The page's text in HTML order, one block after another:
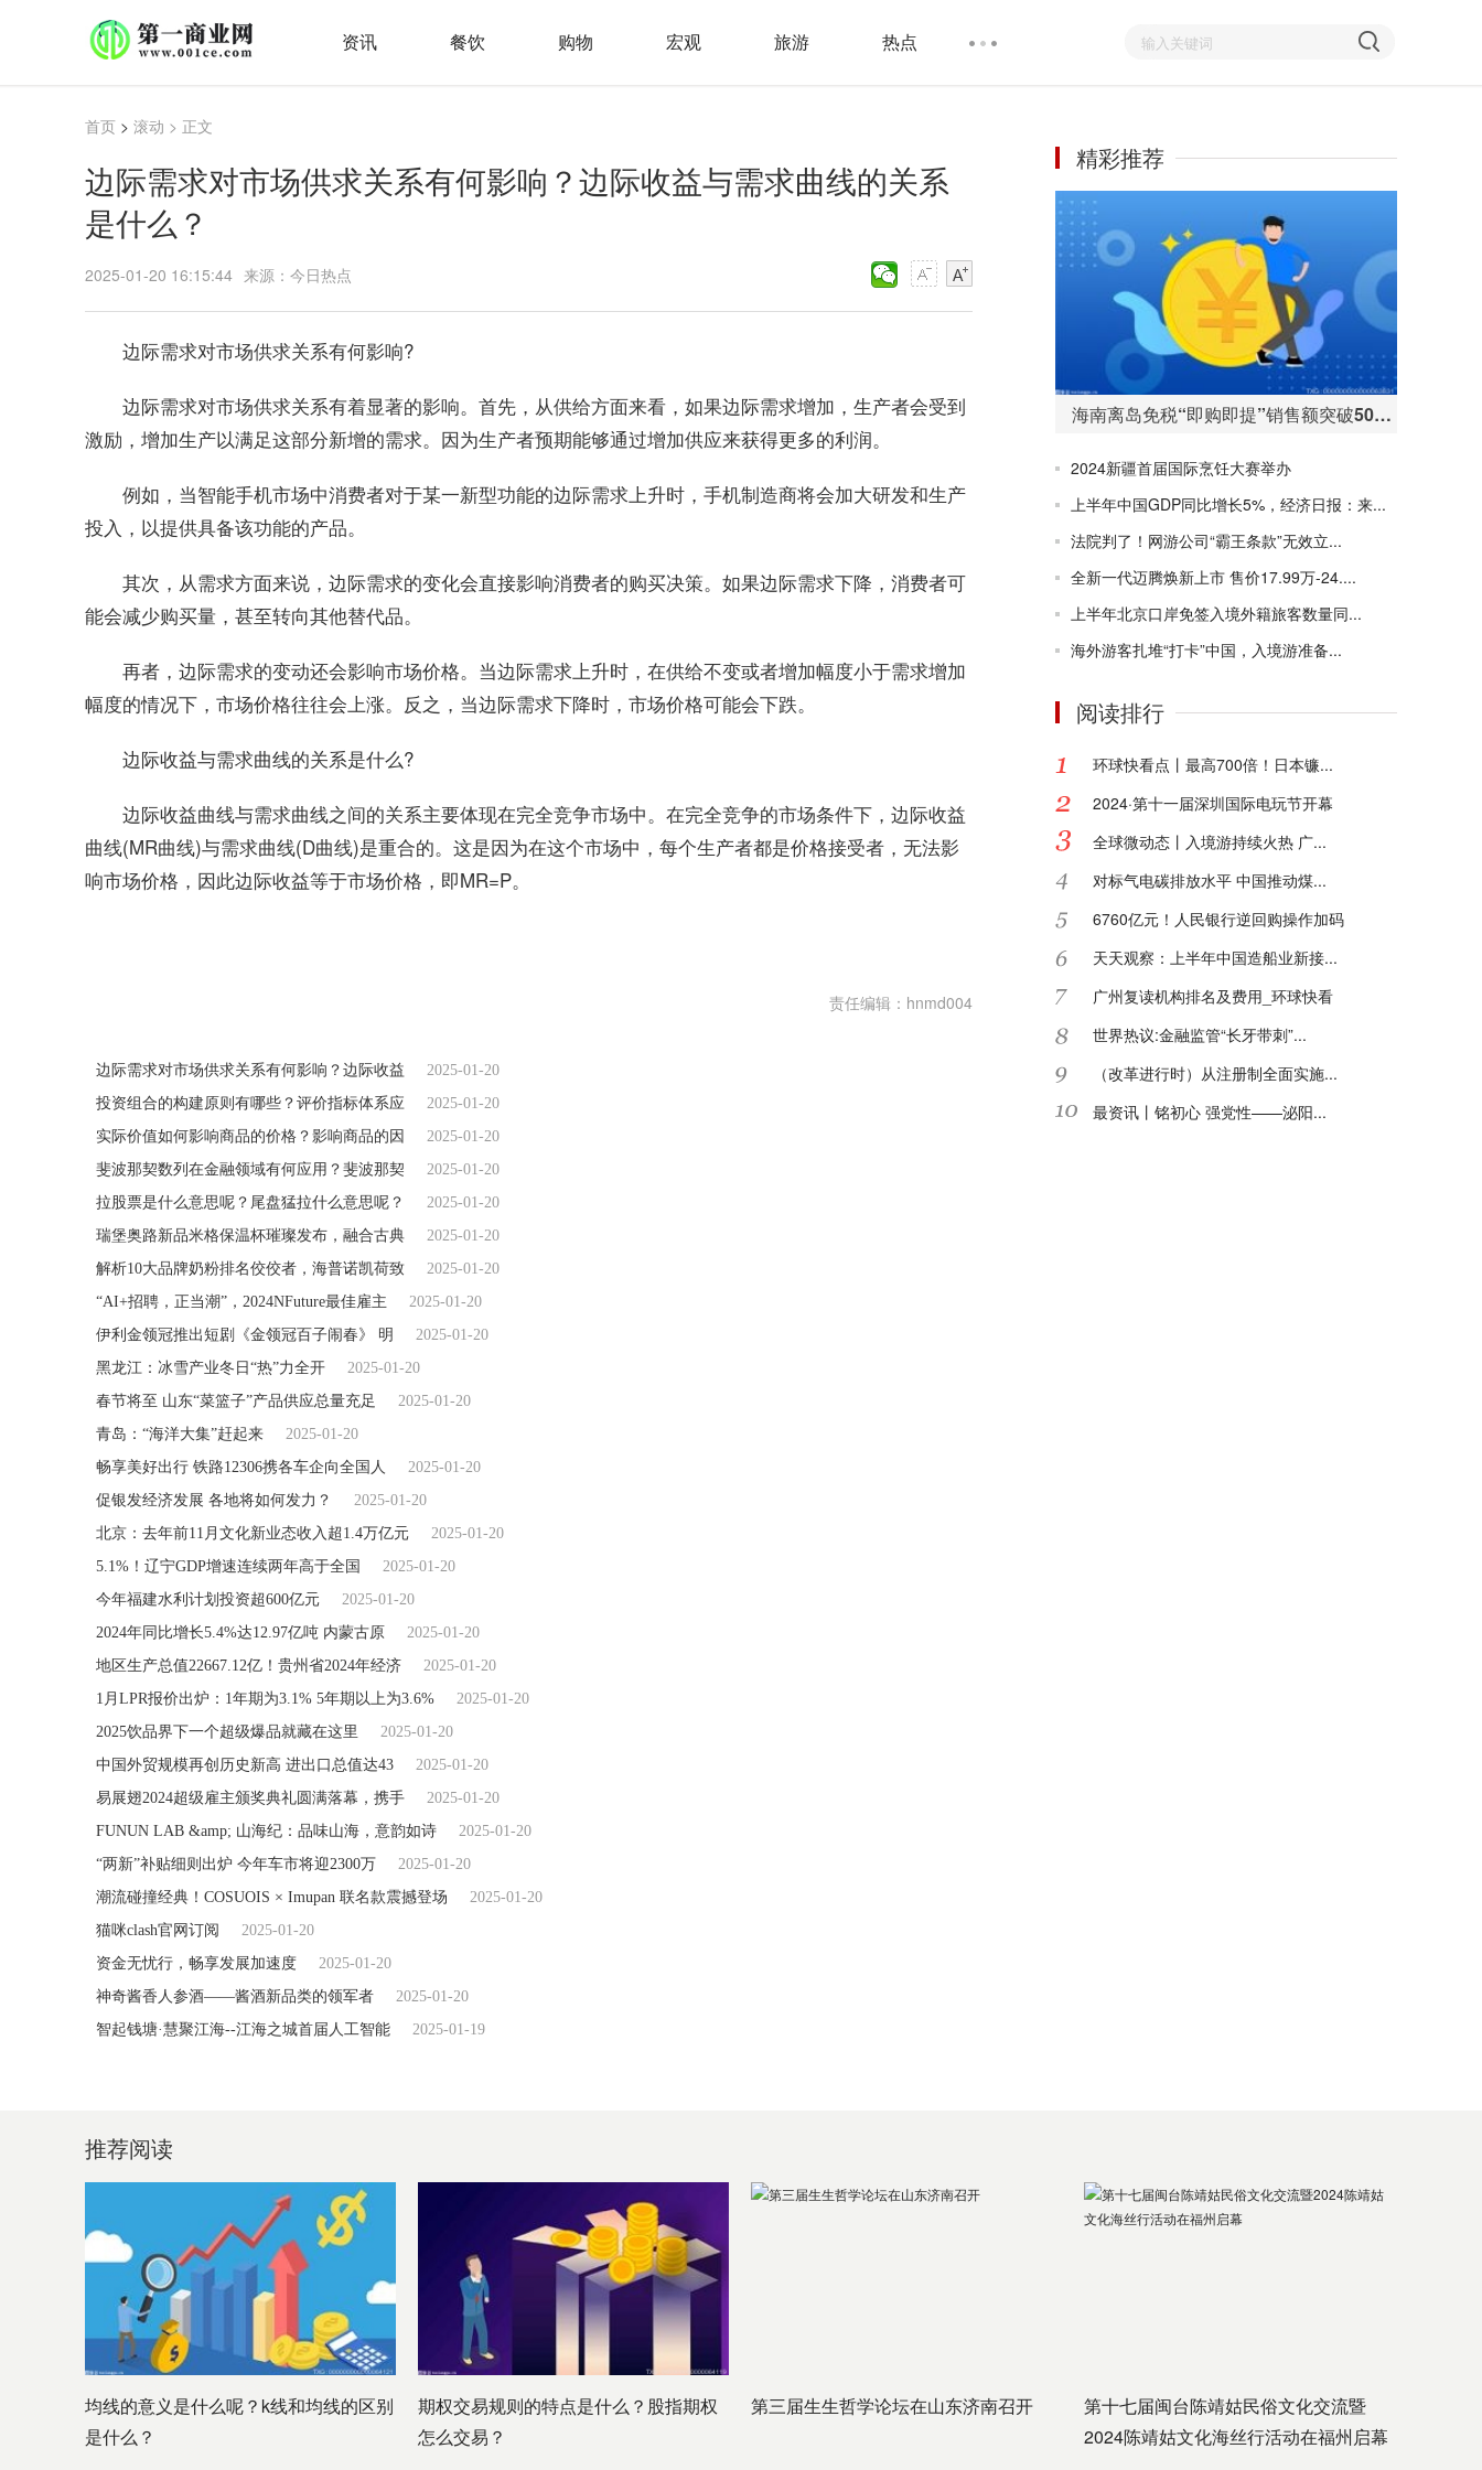
资讯 餐饮 购物 宏观 旅游 热点
首页 > 滚动 > 正文
边际需求对市场供求关系有何影响？边际收益与需求曲线的关系
是什么？
2025-01-20 16:15:44 来源：今日热点
边际需求对市场供求关系有何影响?
边际需求对市场供求关系有着显著的影响。首先，从供给方面来看，如果边际需求增加，生产者会受到
激励，增加生产以满足这部分新增的需求。因为生产者预期能够通过增加供应来获得更多的利润。
例如，当智能手机市场中消费者对于某一新型功能的边际需求上升时，手机制造商将会加大研发和生产
投入，以提供具备该功能的产品。
其次，从需求方面来说，边际需求的变化会直接影响消费者的购买决策。如果边际需求下降，消费者可
能会减少购买量，甚至转向其他替代品。
再者，边际需求的变动还会影响市场价格。当边际需求上升时，在供给不变或者增加幅度小于需求增加
幅度的情况下，市场价格往往会上涨。反之，当边际需求下降时，市场价格可能会下跌。
边际收益与需求曲线的关系是什么?
边际收益曲线与需求曲线之间的关系主要体现在完全竞争市场中。‌在完全竞争的市场条件下，边际收益
曲线(MR曲线)与需求曲线(D曲线)是重合的。这是因为在这个市场中，每个生产者都是价格接受者，无法影
响市场价格，因此边际收益等于市场价格，即MR=P。‌
责任编辑：hnmd004
边际需求对市场供求关系有何影响？边际收益
2025-01-20
投资组合的构建原则有哪些？评价指标体系应
2025-01-20
实际价值如何影响商品的价格？影响商品的因
2025-01-20
斐波那契数列在金融领域有何应用？斐波那契
2025-01-20
拉股票是什么意思呢？尾盘猛拉什么意思呢？
2025-01-20
瑞堡奥路新品米格保温杯璀璨发布，融合古典
2025-01-20
解析10大品牌奶粉排名佼佼者，海普诺凯荷致
2025-01-20
“AI+招聘，正当潮”，2024NFuture最佳雇主
2025-01-20
伊利金领冠推出短剧《金领冠百子闹春》 明
2025-01-20
黑龙江：冰雪产业冬日“热”力全开
2025-01-20
春节将至 山东“菜篮子”产品供应总量充足
2025-01-20
青岛：“海洋大集”赶起来
2025-01-20
畅享美好出行 铁路12306携各车企向全国人
2025-01-20
促银发经济发展 各地将如何发力？
2025-01-20
北京：去年前11月文化新业态收入超1.4万亿元
2025-01-20
5.1%！辽宁GDP增速连续两年高于全国
2025-01-20
今年福建水利计划投资超600亿元
2025-01-20
2024年同比增长5.4%达12.97亿吨 内蒙古原
2025-01-20
地区生产总值22667.12亿！贵州省2024年经济
2025-01-20
1月LPR报价出炉：1年期为3.1% 5年期以上为3.6%
2025-01-20
2025饮品界下一个超级爆品就藏在这里
2025-01-20
中国外贸规模再创历史新高 进出口总值达43
2025-01-20
易展翅2024超级雇主颁奖典礼圆满落幕，携手
2025-01-20
FUNUN LAB &amp; 山海纪：品味山海，意韵如诗
2025-01-20
“两新”补贴细则出炉 今年车市将迎2300万
2025-01-20
潮流碰撞经典！COSUOIS × Imupan 联名款震撼登场
2025-01-20
猫咪clash官网订阅
2025-01-20
资金无忧行，畅享发展加速度
2025-01-20
神奇酱香人参酒——酱酒新品类的领军者
2025-01-20
智起钱塘·慧聚江海--江海之城首届人工智能
2025-01-19
精彩推荐
海南离岛免税“即购即提”销售额突破50亿元 购物人数255万人次
2024新疆首届国际烹饪大赛举办
上半年中国GDP同比增长5%，经济日报：来...
法院判了！网游公司“霸王条款”无效立...
全新一代迈腾焕新上市 售价17.99万-24....
上半年北京口岸免签入境外籍旅客数量同...
海外游客扎堆“打卡”中国，入境游准备...
阅读排行
环球快看点丨最高700倍！日本镰...
2024·第十一届深圳国际电玩节开幕
全球微动态丨入境游持续火热 广...
对标气电碳排放水平 中国推动煤...
6760亿元！人民银行逆回购操作加码
天天观察：上半年中国造船业新接...
广州复读机构排名及费用_环球快看
世界热议:金融监管“长牙带刺”...
（改革进行时）从注册制全面实施...
最资讯丨铭初心 强党性——泌阳...
推荐阅读
均线的意义是什么呢？k线和均线的区别
是什么？
期权交易规则的特点是什么？股指期权
怎么交易？
第三届生生哲学论坛在山东济南召开
第十七届闽台陈靖姑民俗文化交流暨
2024陈靖姑文化海丝行活动在福州启幕